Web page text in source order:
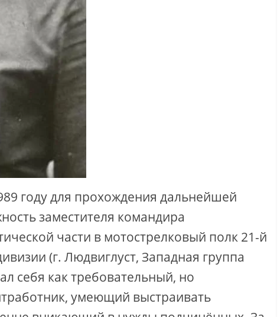
году для прохождения дальнейшей
заместителя командира
части в мотострелковый полк 21-й
(г. Людвиглуст, Западная группа
себя как требовательный, но
умеющий выстраивать